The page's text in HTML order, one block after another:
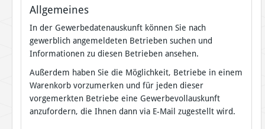
Allgemeines
In der Gewerbedatenauskunft können Sie nach
gewerblich angemeldeten Betrieben suchen und
Informationen zu diesen Betrieben ansehen.
Außerdem haben Sie die Möglichkeit, Betriebe in einem
Warenkorb vorzumerken und für jeden dieser
vorgemerkten Betriebe eine Gewerbevollauskunft
anzufordern, die Ihnen dann via E-Mail zugestellt wird.